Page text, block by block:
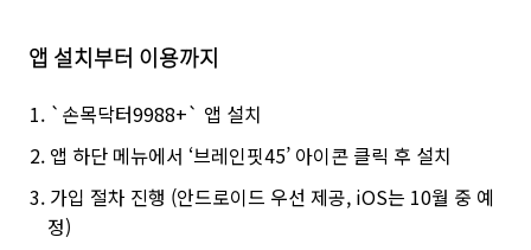
앱 설치부터 이용까지
`손목닥터9988+` 앱 설치
앱 하단 메뉴에서 ‘브레인핏45’ 아이콘 클릭 후 설치
가입 절차 진행 (안드로이드 우선 제공, iOS는 10월 중 예
정)